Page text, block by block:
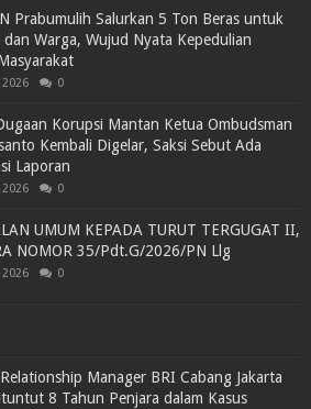
Prabumulih Salurkan 5 Ton Beras untuk
dan Warga, Wujud Nyata Kepedulian
2026 0
Korupsi Mantan Ketua Ombudsman
Kembali Digelar, Saksi Sebut Ada
Laporan
2026 0
UMUM KEPADA TURUT TERGUGAT II,
NOMOR 35/Pdt.G/2026/PN Llg
2026 0
Manager BRI Cabang Jakarta
8 Tahun Penjara dalam Kasus